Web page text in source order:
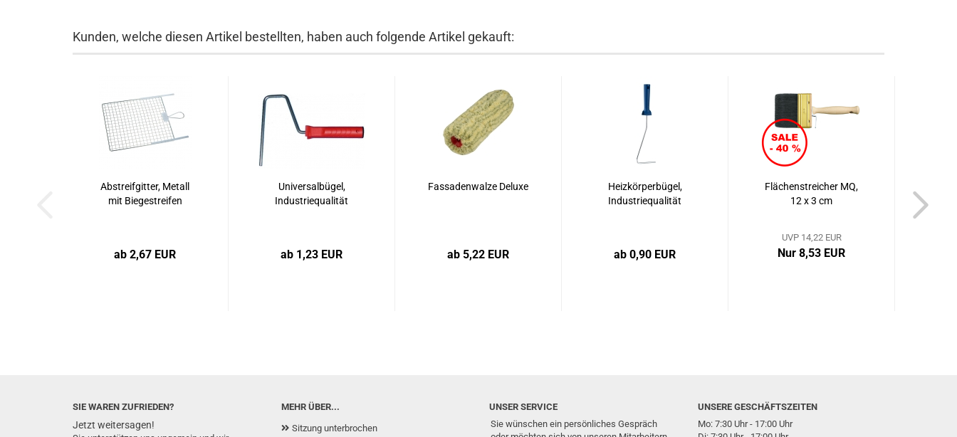
Kunden, welche diesen Artikel bestellten, haben auch folgende Artikel gekauft:
Abstreifgitter, Metall
mit Biegestreifen
ab 2,67 EUR
Universalbügel,
Industriequalität
ab 1,23 EUR
Fassadenwalze Deluxe
ab 5,22 EUR
Heizkörperbügel,
Industriequalität
ab 0,90 EUR
Flächenstreicher MQ,
12 x 3 cm
UVP 14,22 EUR
Nur 8,53 EUR
MEHR ÜBER...
Sitzung unterbrochen
UNSER SERVICE
Sie wünschen ein persönliches Gespräch
UNSERE GESCHÄFTSZEITEN
Mo: 7:30 Uhr - 17:00 Uhr
SIE WAREN ZUFRIEDEN?
Jetzt weitersagen!